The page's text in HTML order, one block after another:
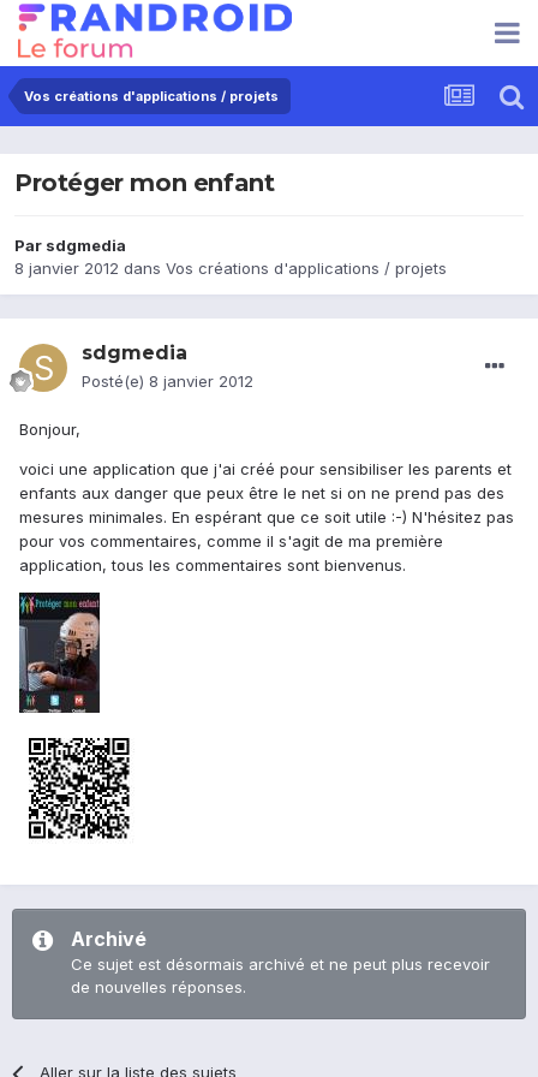
Vos créations d'applications / projets
Protéger mon enfant
Par sdgmedia
8 janvier 2012 dans Vos créations d'applications / projets
sdgmedia
Posté(e) 8 janvier 2012
Bonjour,
voici une application que j'ai créé pour sensibiliser les parents et
enfants aux danger que peux être le net si on ne prend pas des
mesures minimales. En espérant que ce soit utile :-) N'hésitez pas
pour vos commentaires, comme il s'agit de ma première
application, tous les commentaires sont bienvenus.
Archivé
Ce sujet est désormais archivé et ne peut plus recevoir
de nouvelles réponses.
Aller sur la liste des sujets